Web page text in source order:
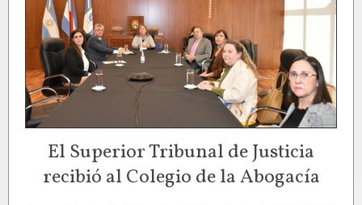
El Superior Tribunal de Justicia
recibió al Colegio de la Abogacía